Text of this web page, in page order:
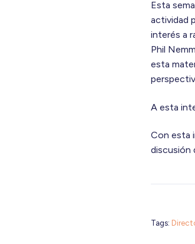
Esta
actividad
interés a
Phil
esta
A esta
Con esta
discusión
Tags: